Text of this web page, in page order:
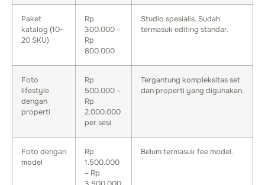
Paket
katalog (10-
20 SKU)
Rp
300.000 –
Rp
800.000
Studio spesialis. Sudah
termasuk editing standar.
Foto
lifestyle
dengan
properti
Rp
500.000 –
Rp
2.000.000
per sesi
Tergantung kompleksitas set
dan properti yang digunakan.
Foto dengan
model
Rp
1.500.000
– Rp
Belum termasuk fee model.